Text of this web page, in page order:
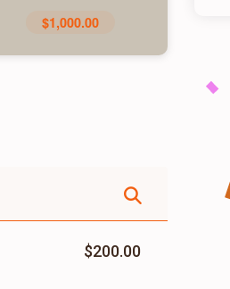
$1,000.00
$200.00